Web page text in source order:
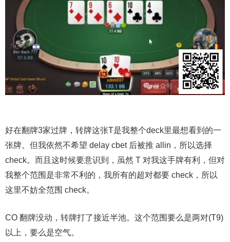
好在翻牌3家过牌，转牌这张T是我整个deck里最想看到的一
张牌。但我依然不希望 delay cbet 后被推 allin，所以选择
check。而且这时候要意识到，虽然 T 对我这手牌有利，但对
我整个范围是非常不利的，我所有的超对都要 check，所以
这里不妨全范围 check。
CO 翻牌没动，转牌打了接近半池。这个范围要么是两对(T9)
以上，要么是空气。